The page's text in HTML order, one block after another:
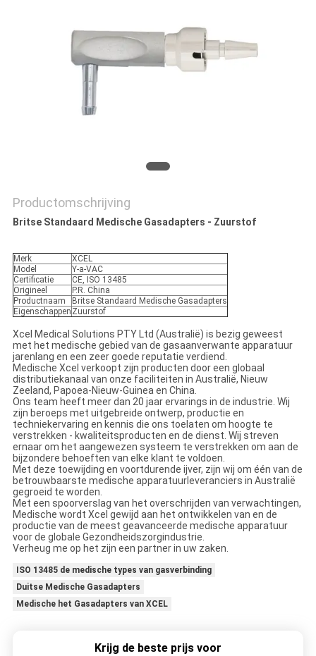
Productomschrijving
Britse Standaard Medische Gasadapters - Zuurstof
Merk
XCEL
Model
Y-a-VAC
Certificatie
CE, ISO 13485
Origineel
P.R. China
Productnaam
Britse Standaard Medische Gasadapters
Eigenschappen Zuurstof
Xcel Medical Solutions PTY Ltd (Australië) is bezig geweest
met het medische gebied van de gasaanverwante apparatuur
jarenlang en een zeer goede reputatie verdiend.
Medische Xcel verkoopt zijn producten door een globaal
distributiekanaal van onze faciliteiten in Australië, Nieuw
Zeeland, Papoea-Nieuw-Guinea en China.
Ons team heeft meer dan 20 jaar ervarings in de industrie. Wij
zijn beroeps met uitgebreide ontwerp, productie en
techniekervaring en kennis die ons toelaten om hoogte te
verstrekken - kwaliteitsproducten en de dienst. Wij streven
ernaar om het aangewezen systeem te verstrekken om aan de
bijzondere behoeften van elke klant te voldoen.
Met deze toewijding en voortdurende ijver, zijn wij om één van de
betrouwbaarste medische apparatuurleveranciers in Australië
gegroeid te worden.
Met een spoorverslag van het overschrijden van verwachtingen,
Medische wordt Xcel gewijd aan het ontwikkelen van en de
productie van de meest geavanceerde medische apparatuur
voor de globale Gezondheidszorgindustrie.
Verheug me op het zijn een partner in uw zaken.
ISO 13485 de medische types van gasverbinding
Duitse Medische Gasadapters
Medische het Gasadapters van XCEL
Krijg de beste prijs voor